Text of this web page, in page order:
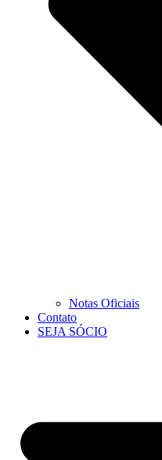
Notas Oficiais
Contato
SEJA SÓCIO